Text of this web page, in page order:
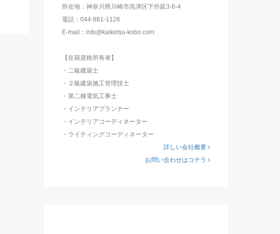
所在地：神奈川県川崎市高津区下作延3-6-4
電話：044-861-1126
E-mail：info@kaiketsu-kobo.com
【在籍資格所有者】
・二級建築士
・２級建築施工管理技士
・第二種電気工事士
・インテリアプランナー
・インテリアコーディネーター
・ライティングコーディネーター
詳しい会社概要
お問い合わせはコチラ